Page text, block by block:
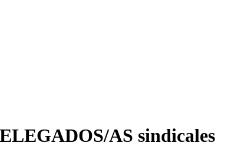
AS sindicales